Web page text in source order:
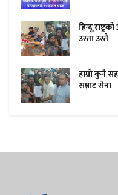
हिन्दु
उस्ता उस्तै
हाम्राे कुनै
सम्राट सेना